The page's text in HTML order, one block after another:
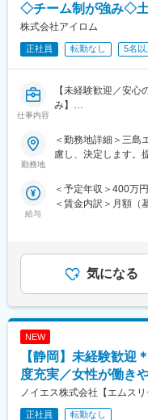
治験には決まった検
なく通えるように予
薬の種類や副作用、
（4）パソコンや書
検査の結果を記録し
（5）チームで働く力
治験は医師、看護師
【同社で働くメリッ
■安心の働きやすさ：
手当もございます。
■充実の研修制度：
導入研修が80時間あ
■キャリアステップ：
CRCとして幅広い
の疾患領域の専門的
また、グループの垣
◇チーム制が強み◇
株式会社アイロム
正社員 転勤なし 5名以
仕事内容
【未経験歓迎／安
み】
■業務詳細／治験コ
新しい薬や治療法が
＜具体的に＞
患者さんが治験に参
治験が成功するため
に貢献できるやりが
※担当する医療機関
■治験コーディネー
患者さんに治験の内
と連携することで伝
（2）スケジュール
治験には決まった検
なく通えるように予
勤務地
＜勤務地詳細＞三島
慮し、決定します。
給与
＜予定年収＞400万
＜賃金内訳＞月額（
る可能性があります
気になる
NEW
【静岡】未経験歓迎
度充実／女性が働き
ノイエス株式会社【エムス
正社員 転勤なし